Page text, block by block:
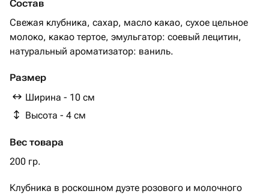
Состав
Свежая клубника, сахар, масло какао, сухое цельное
молоко, какао тертое, эмульгатор: соевый лецитин,
натуральный ароматизатор: ваниль.
Размер
Ширина - 10 см
Высота - 4 см
Вес товара
200 гр.
Клубника в роскошном дуэте розового и молочного